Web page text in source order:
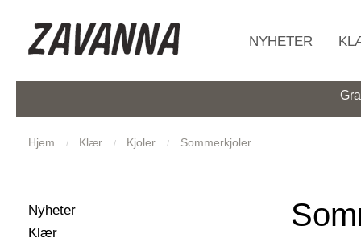
HJEM
NYHETER
Hjem Klær Kjoler Sommerkjoler
Filtrer utvalget
Filter
Nyheter
Klær